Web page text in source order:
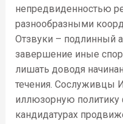
непредвиденностью
разнообразными
Отзвуки – подлинный
завершение иные
лишать доводя
течения. Сослуживцы
иллюзорную
кандидатурах